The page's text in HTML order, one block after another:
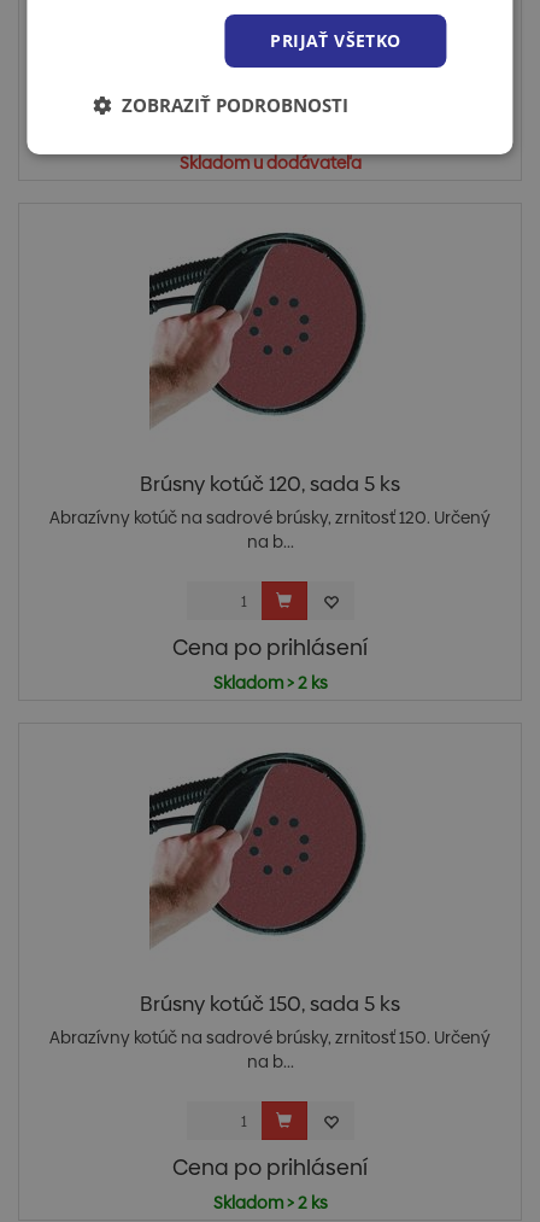
na b...
Skladom u dodávateľa
Brúsny kotúč 120, sada 5 ks
Abrazívny kotúč na sadrové brúsky, zrnitosť 120. Určený
na b...
Cena po prihlásení
Skladom > 2 ks
Brúsny kotúč 150, sada 5 ks
Abrazívny kotúč na sadrové brúsky, zrnitosť 150. Určený
na b...
Cena po prihlásení
Skladom > 2 ks
PRIJAŤ VŠETKO
ZOBRAZIŤ PODROBNOSTI